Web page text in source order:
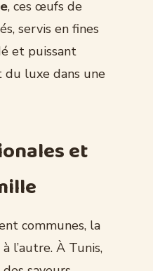
, ces œufs de
servis en fines
et puissant
luxe dans une
et
communes, la
l’autre. À Tunis,